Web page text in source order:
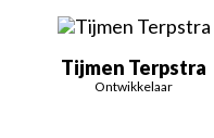
Tijmen Terpstra
Ontwikkelaar